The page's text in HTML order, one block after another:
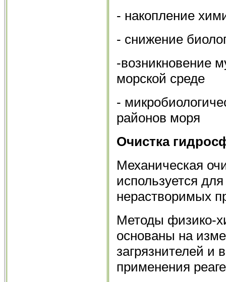
- накопление
- снижение
-возникновение
морской среде
-
районов моря
Очистка
Механическая
используется
нерастворимых
Методы физико-
основаны на
загрязнителей и
применения